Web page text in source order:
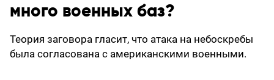
много военных баз?
Теория заговора гласит, что атака на небоскребы
была согласована с американскими военными.